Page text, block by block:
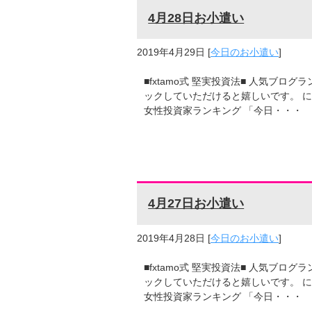
4月28日お小遣い
2019年4月29日 [今日のお小遣い]
■fxtamo式 堅実投資法■ 人気ブログラ
ックしていただけると嬉しいです。
女性投資家ランキング 「今日・・・
4月27日お小遣い
2019年4月28日 [今日のお小遣い]
■fxtamo式 堅実投資法■ 人気ブログラ
ックしていただけると嬉しいです。
女性投資家ランキング 「今日・・・